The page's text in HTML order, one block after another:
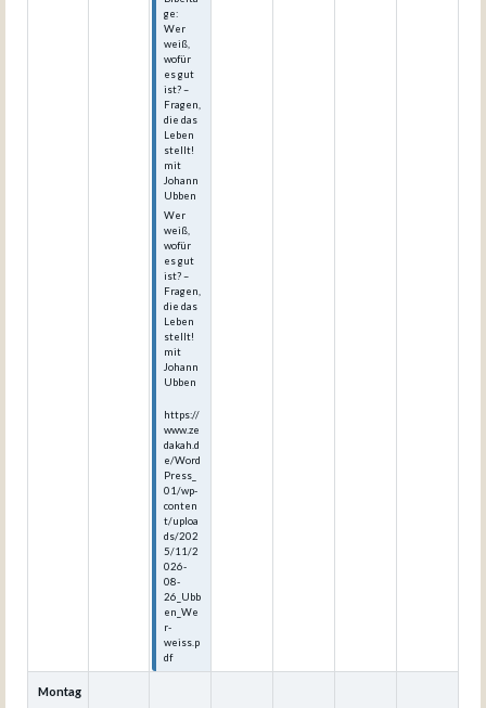
ge:
Wer
weiß,
wofür
es gut
ist? –
Fragen,
die das
Leben
stellt!
mit
Johann
Ubben
Wer
weiß,
wofür
es gut
ist? –
Fragen,
die das
Leben
stellt!
mit
Johann
Ubben
https://
www.ze
dakah.d
e/Word
Press_
01/wp-
conten
t/uploa
ds/202
5/11/2
026-
08-
26_Ubb
en_We
r-
weiss.p
df
Montag